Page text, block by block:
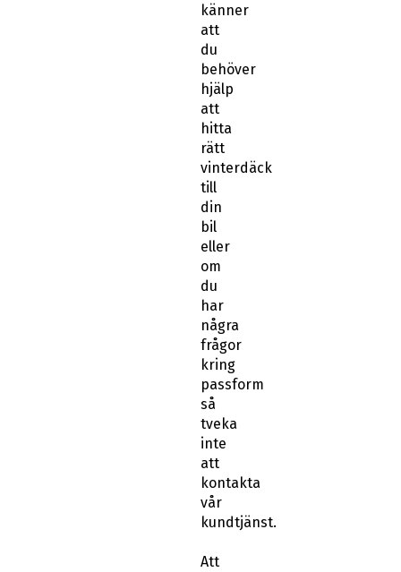
känner
att
du
behöver
hjälp
att
hitta
rätt
vinterdäck
till
din
bil
eller
om
du
har
några
frågor
kring
passform
så
tveka
inte
att
kontakta
vår
kundtjänst.
Att